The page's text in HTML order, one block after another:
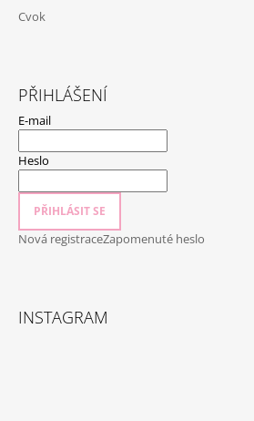
Cvok
PŘIHLÁŠENÍ
E-mail
Heslo
PŘIHLÁSIT SE
Nová registraceZapomenuté heslo
INSTAGRAM